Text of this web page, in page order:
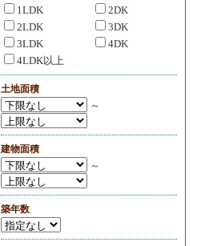
1LDK
2DK
2LDK
3DK
3LDK
4DK
4LDK以上
土地面積
～
建物面積
～
築年数